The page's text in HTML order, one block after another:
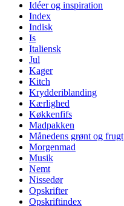
Idéer og inspiration
Index
Indisk
Is
Italiensk
Jul
Kager
Kitch
Krydderiblanding
Kærlighed
Køkkenfifs
Madpakken
Månedens grønt og frugt
Morgenmad
Musik
Nemt
Nissedør
Opskrifter
Opskriftindex